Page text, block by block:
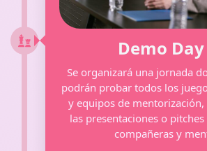
Demo
Se organizará una jornada
podrán probar todos los
y equipos de
las presentaciones o
compañeras y